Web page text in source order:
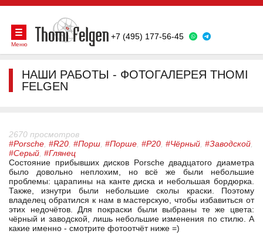
+7 (495) 177-56-45
Меню
НАШИ РАБОТЫ - ФОТОГАЛЕРЕЯ THOMI
FELGEN
2670 просмотров
#Porsche #R20 #Порш #Порше #Р20 #Чёрный #Заводской
#Серый #Глянец
Состояние прибывших дисков Porsche двадцатого диаметра
было довольно неплохим, но всё же были небольшие
проблемы: царапины на канте диска и небольшая бордюрка.
Также, изнутри были небольшие сколы краски. Поэтому
владелец обратился к нам в мастерскую, чтобы избавиться от
этих недочётов. Для покраски были выбраны те же цвета:
чёрный и заводской, лишь небольшие изменения по стилю. А
какие именно - смотрите фотоотчёт ниже =)